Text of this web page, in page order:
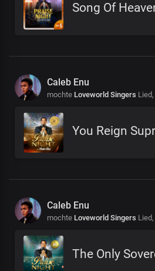
Song Of
Caleb Enu
mochte Loveworld Singers Lied,
You Reign
Caleb Enu
mochte Loveworld Singers Lied,